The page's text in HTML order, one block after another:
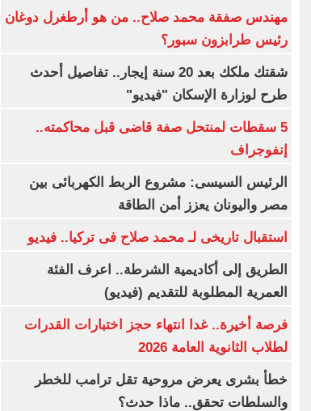
مهندس صفقة محمد صلاح.. من هو أرطغرل دوغان
رئيس طرابزون سبور؟
شقتك ملكك بعد 20 سنة إيجار.. تفاصيل أحدث
طرح لوزارة الإسكان "فيديو"
5 سقطات لمنتحل صفة قاضى قبل محاكمته..
إنفوجراف
الرئيس السيسى: مشروع الربط الكهربائى بين
مصر واليونان يعزز أمن الطاقة
استقبال تاريخى لـ محمد صلاح فى تركيا.. فيديو
الطريق إلى أكاديمية الشرطة.. اعرف الفئة
العمرية المطلوبة للتقديم (فيديو)
فرصة أخيرة.. غدا انتهاء حجز اختبارات القدرات
لطلاب الثانوية العامة 2026
خطأ بشرى يعرض مروحية تقل ترامب للخطر
والسلطات تحقق.. ماذا حدث؟